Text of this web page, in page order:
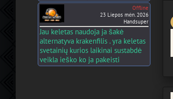
Offline
23 Liepos mėn. 2026
Handsuper
Jau keletas naudoja ja šakė
alternatyva krakenfilis . yra keletas
svetainių kurios laikinai sustabdė
veikla ieško ko ja pakeisti